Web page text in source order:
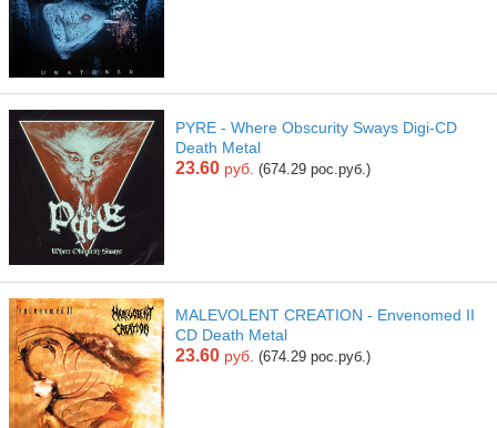
PYRE - Where Obscurity Sways Digi-CD
Death Metal
23.60 руб. (674.29 рос.руб.)
MALEVOLENT CREATION - Envenomed II
CD Death Metal
23.60 руб. (674.29 рос.руб.)